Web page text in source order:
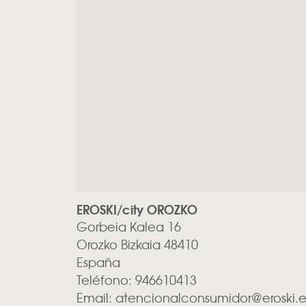
EROSKI/city OROZKO
Gorbeia Kalea 16
Orozko Bizkaia 48410
España
Teléfono: 946610413
Email: